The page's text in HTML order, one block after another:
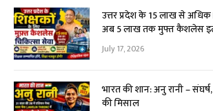
उत्तर प्रदेश के 15 लाख से अधिक
अब ₹5 लाख तक मुफ्त कैशलेस
July 17, 2026
भारत की शान: अनु रानी –
की मिसाल